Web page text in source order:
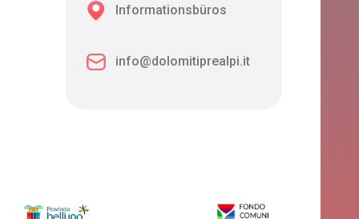
Informationsbüros
info@dolomitiprealpi.it